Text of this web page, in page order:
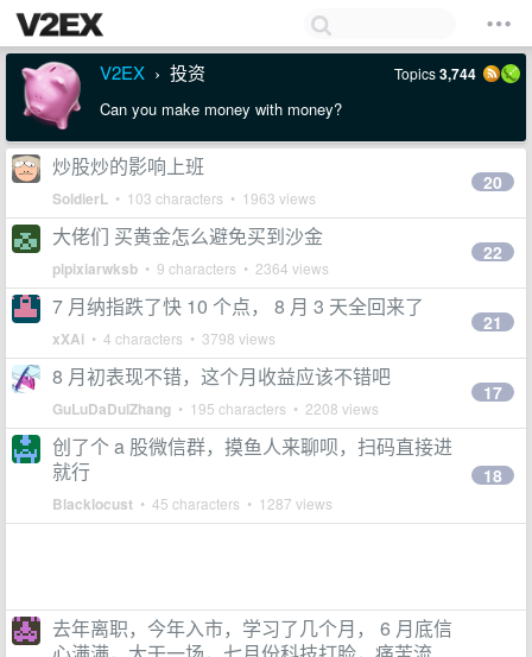
V2EX › 投资 Topics3,744
Can you make money with money?
炒股炒的影响上班
SoldierL • 103 characters • 1963 views
20
大佬们 买黄金怎么避免买到沙金
pipixiarwksb • 9 characters • 2364 views
22
7 月纳指跌了快 10 个点， 8 月 3 天全回来了
xXAi • 4 characters • 3798 views
21
8 月初表现不错，这个月收益应该不错吧
GuLuDaDuiZhang • 195 characters • 2208 views
17
创了个 a 股微信群，摸鱼人来聊呗，扫码直接进
就行
Blacklocust • 45 characters • 1287 views
18
去年离职，今年入市，学习了几个月， 6 月底信